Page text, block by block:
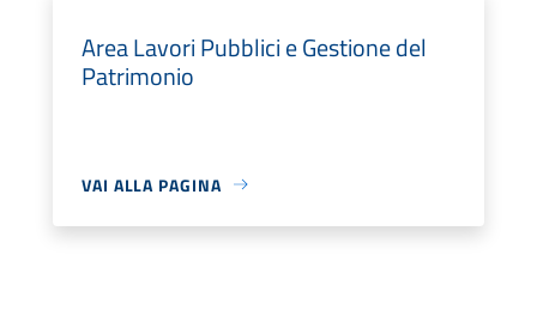
Area Lavori Pubblici e Gestione del
Patrimonio
VAI ALLA PAGINA